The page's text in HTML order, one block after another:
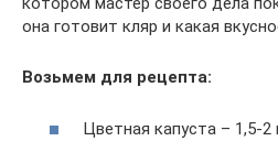
она готовит кляр и какая
Возьмем для рецепта:
Цветная капуста – 1,5-2